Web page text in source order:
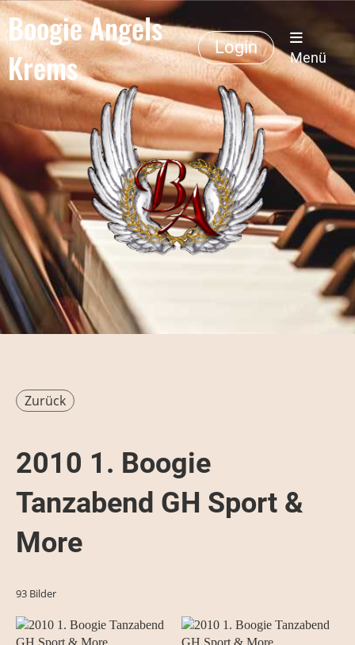
Boogie Angels
Krems
Login
Menü
Zurück
2010 1. Boogie
Tanzabend GH Sport &
More
93 Bilder